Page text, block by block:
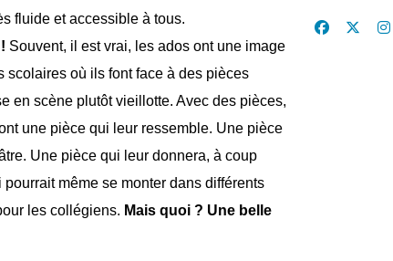
fluide et accessible à tous.
Souvent, il est vrai, les ados ont une image
scolaires où ils font face à des pièces
en scène plutôt vieillotte. Avec des pièces,
une pièce qui leur ressemble. Une pièce
Une pièce qui leur donnera, à coup
même se monter dans différents
les collégiens. Mais quoi ? Une belle